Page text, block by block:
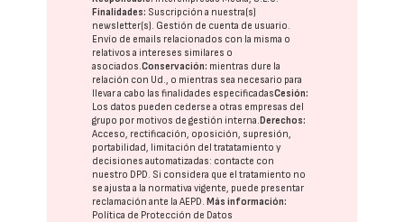
Finalidades: Suscripción a nuestra(s)
newsletter(s). Gestión de cuenta de usuario.
Envío de emails relacionados con la misma o
relativos a intereses similares o
asociados.Conservación: mientras dure la
relación con Ud., o mientras sea necesario para
llevar a cabo las finalidades especificadasCesión:
Los datos pueden cederse a otras empresas del
grupo por motivos de gestión interna.Derechos:
Acceso, rectificación, oposición, supresión,
portabilidad, limitación del tratatamiento y
decisiones automatizadas: contacte con
nuestro DPD. Si considera que el tratamiento no
se ajusta a la normativa vigente, puede presentar
reclamación ante laAEPD.Más información:
Política de Protección de Datos